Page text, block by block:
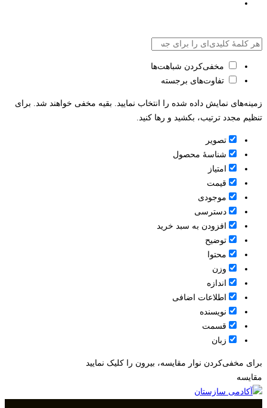
مخفی‌کردن شباهت‌ها
تفاوت‌های برجسته
زمینه‌های نمایش داده شده را انتخاب نمایید. بقیه مخفی خواهند شد. برای
تنظیم مجدد ترتیب، بکشید و رها کنید.
تصویر
شناسۀ محصول
امتیاز
قيمت
موجودی
دسترسی
افزودن به سبد خرید
توضیح
محتوا
وزن
اندازه
اطلاعات اضافی
نویسنده
قسمت
زبان
برای مخفی‌کردن نوار مقایسه، بیرون را کلیک نمایید
مقایسه